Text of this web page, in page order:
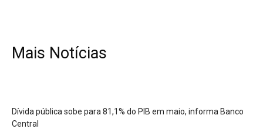
Mais Notícias
Dívida pública sobe para 81,1% do PIB em maio, informa Banco
Central